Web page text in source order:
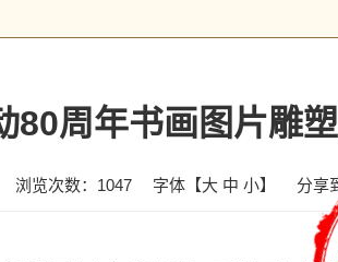
80周年书画图片雕
浏览次数： 1047 字体【大 中 小】 分享